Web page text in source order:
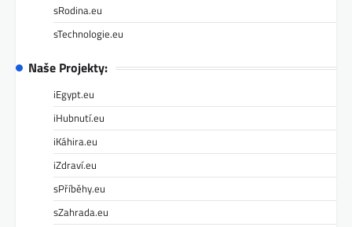
sRodina.eu
sTechnologie.eu
Naše Projekty:
iEgypt.eu
iHubnutí.eu
iKáhira.eu
iZdraví.eu
sPříběhy.eu
sZahrada.eu